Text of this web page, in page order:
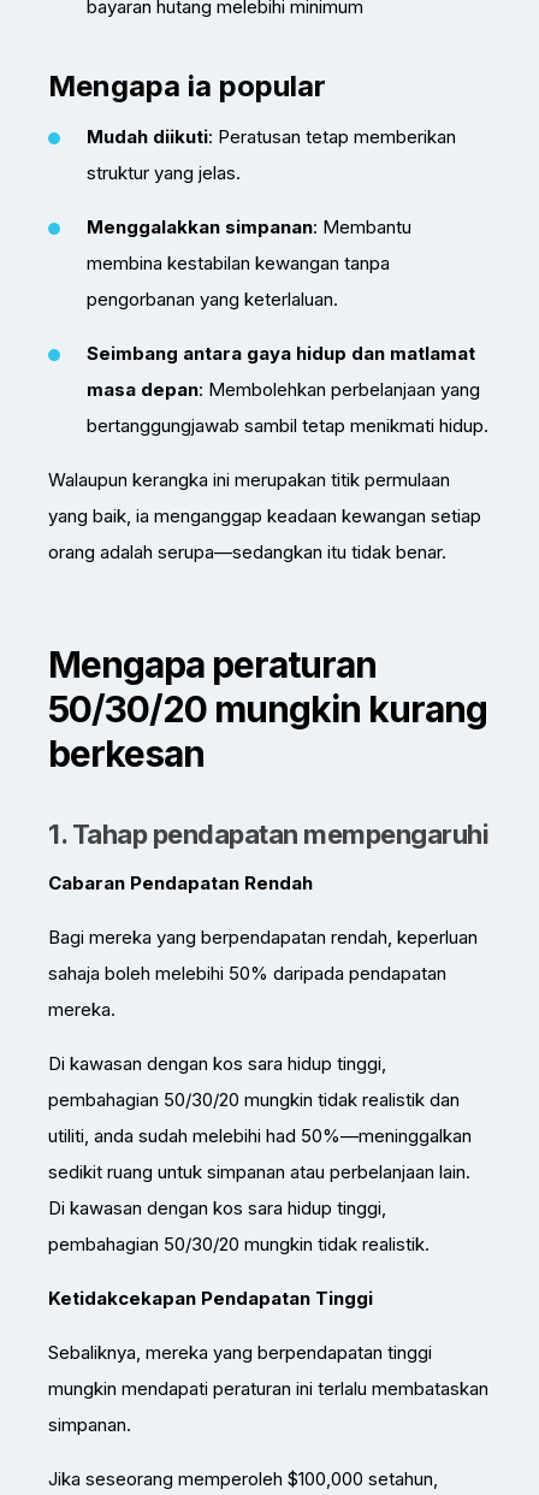
bayaran hutang melebihi minimum
Mengapa ia popular
Mudah diikuti: Peratusan tetap memberikan
struktur yang jelas.
Menggalakkan simpanan: Membantu
membina kestabilan kewangan tanpa
pengorbanan yang keterlaluan.
Seimbang antara gaya hidup dan matlamat
masa depan: Membolehkan perbelanjaan yang
bertanggungjawab sambil tetap menikmati hidup.
Walaupun kerangka ini merupakan titik permulaan
yang baik, ia menganggap keadaan kewangan setiap
orang adalah serupa—sedangkan itu tidak benar.
Mengapa peraturan
50/30/20 mungkin kurang
berkesan
1. Tahap pendapatan mempengaruhi
Cabaran Pendapatan Rendah
Bagi mereka yang berpendapatan rendah, keperluan
sahaja boleh melebihi 50% daripada pendapatan
mereka.
Di kawasan dengan kos sara hidup tinggi,
pembahagian 50/30/20 mungkin tidak realistik dan
utiliti, anda sudah melebihi had 50%—meninggalkan
sedikit ruang untuk simpanan atau perbelanjaan lain.
Di kawasan dengan kos sara hidup tinggi,
pembahagian 50/30/20 mungkin tidak realistik.
Ketidakcekapan Pendapatan Tinggi
Sebaliknya, mereka yang berpendapatan tinggi
mungkin mendapati peraturan ini terlalu membataskan
simpanan.
Jika seseorang memperoleh $100,000 setahun,